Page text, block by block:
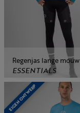
Regenjas lange mouw
ESSENTIALS
EIGEN ONTWERP